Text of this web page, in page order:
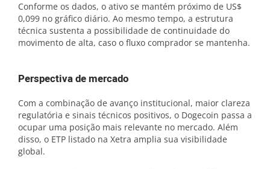
Conforme os dados, o ativo se mantém próximo de US$
0,099 no gráfico diário. Ao mesmo tempo, a estrutura
técnica sustenta a possibilidade de continuidade do
movimento de alta, caso o fluxo comprador se mantenha.
Perspectiva de mercado
Com a combinação de avanço institucional, maior clareza
regulatória e sinais técnicos positivos, o Dogecoin passa a
ocupar uma posição mais relevante no mercado. Além
disso, o ETP listado na Xetra amplia sua visibilidade
global.